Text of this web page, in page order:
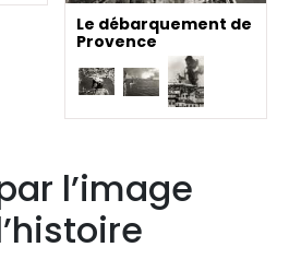
Le débarquement de
Provence
l’image